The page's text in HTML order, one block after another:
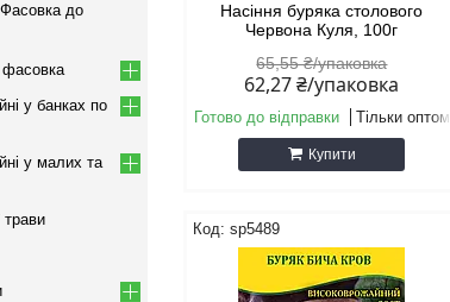
Насіння буряка столового
Червона Куля, 100г
65,55 ₴/упаковка
62,27 ₴/упаковка
Готово до відправки Тільки оптом
Купити
sp5489
Фасовка до
фасовка
у банках по
у малих та
трави